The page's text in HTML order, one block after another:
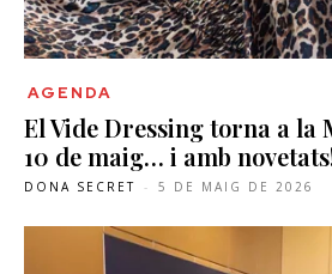
AGENDA
El Vide Dressing torna a la
10 de maig… i amb
DONA SECRET - 5 DE MAIG DE 2026